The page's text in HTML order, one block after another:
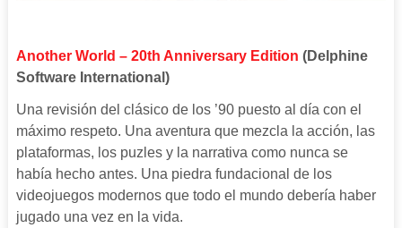
Another World – 20th Anniversary Edition (Delphine
Software International)
Una revisión del clásico de los ’90 puesto al día con el
máximo respeto. Una aventura que mezcla la acción, las
plataformas, los puzles y la narrativa como nunca se
había hecho antes. Una piedra fundacional de los
videojuegos modernos que todo el mundo debería haber
jugado una vez en la vida.